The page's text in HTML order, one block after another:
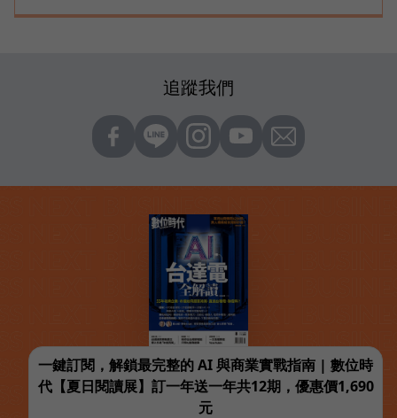
追蹤我們
一鍵訂閱，解鎖最完整的 AI 與商業實戰指南 | 數位時
代【夏日閱讀展】訂一年送一年共12期，優惠價1,690
元